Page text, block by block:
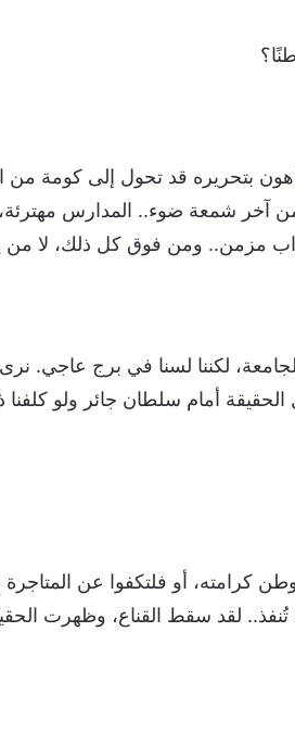
بتحريره قد تحول إلى كومة
آخر شمعة ضوء.. المدارس مهترئة،
مزمن.. ومن فوق كل ذلك، لا من
لكننا لسنا في برج عاجي.
الحقيقة أمام سلطان جائر ولو كلفنا
كرامته، أو فلتكفوا عن
تُنفذ.. لقد سقط القناع، وظهرت